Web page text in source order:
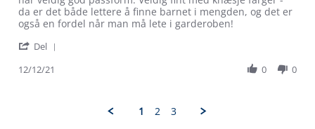
A.
on
Dec
regnjakke
da er det både lettere å finne barnet i mengden, og det er
også en fordel når man må lete i garderoben!
Del
12/12/21 0 0
1 2 3
Konkurransevinnere
Kundeklubb
Bedrift, barnehage og SFO
Dyreetikk
1% til samfunnet
Dette trenger du til barnehagen
Gravidklær
Hvordan velge riktig turtøy?
Norgesferie 🇳🇴
Få turinspirasjon og tips her⛰